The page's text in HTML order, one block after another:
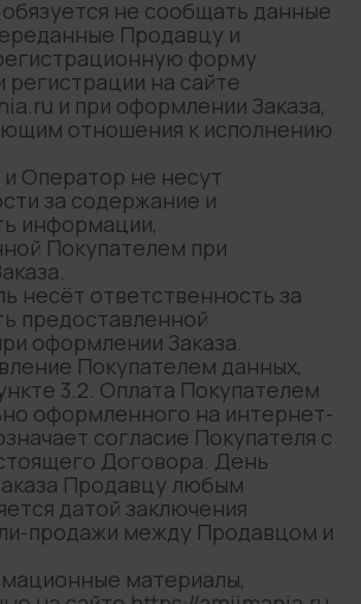
не сообщать данные
Продавцу и
форму
регистрации на сайте
и при оформлении Заказа,
отношения к исполнению
Оператор не несут
за содержание и
информации,
Покупателем при
несёт ответственность за
предоставленной
оформлении Заказа.
Покупателем данных,
3.2. Оплата Покупателем
оформленного на интернет-
согласие Покупателя с
Договора. День
Продавцу любым
датой заключения
продажи между Продавцом и
материалы,